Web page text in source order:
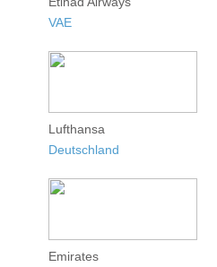
VAE
Lufthansa
Deutschland
Emirates